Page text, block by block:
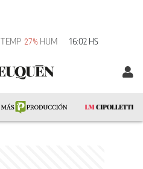
TEMP 27% HUM 16:02 HS